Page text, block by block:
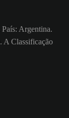
Argentina.
A Classificação